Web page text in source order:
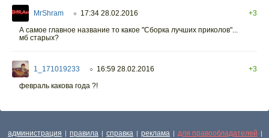
MrShram ○ 17:34 28.02.2016
+3
А самое главное название то какое "Сборка лучших приколов"...
мб старых?
1_171019233 ○ 16:59 28.02.2016
+3
февраль какова года ?!
администрация | правила | справка | реклама | для правообладателей |